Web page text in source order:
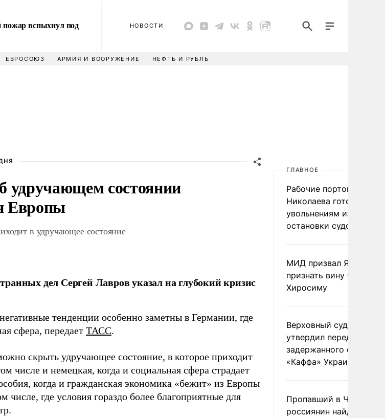
вспыхнул под
НОВОСТИ
ЕВРОСОЮЗ АРМИЯ И ВООРУЖЕНИЕ НЕФТЬ И РУБЛЬ
удручающем состоянии
Европы
в удручающее состояние
дел Сергей Лавров указал на глубокий кризис
тенденции особенно заметны в Германии, где
сфера, передает ТАСС.
скрыть удручающее состояние, в которое приходит
числе и немецкая, когда и социальная сфера страдает
когда и гражданская экономика «бежит» из Европы
где условия гораздо более благоприятные для
ГЛАВНОЕ
Рабочие портов
Николаева готовятся к
увольнениям из-за
остановки судоходства
МИД призвал Японию
признать вину США за
Хиросиму
Верховный суд Швеции
утвердил передачу
задержанного
«Каффа» Украине
Пропавший в
россиянин найден